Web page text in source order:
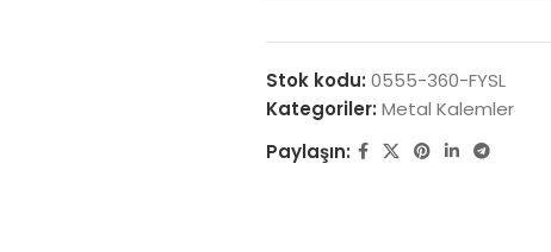
Stok kodu: 0555-360-FYSL
Kategoriler: Metal Kalemler
Paylaşın: